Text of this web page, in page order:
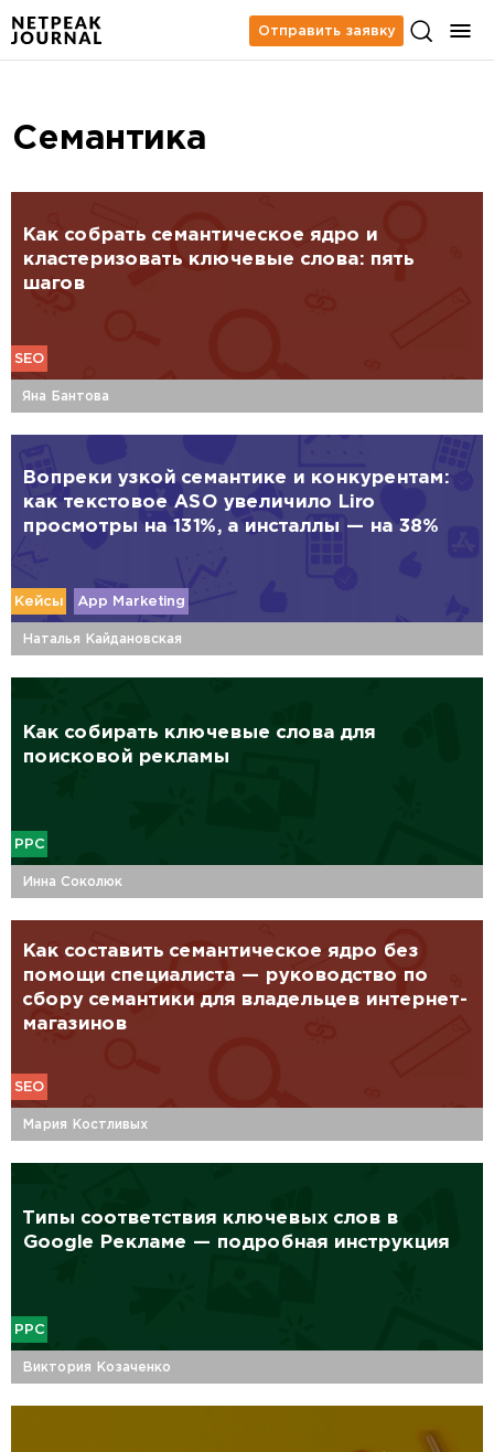
Отправить заявку
Семантика
Как собрать семантическое ядро и
кластеризовать ключевые слова: пять
шагов
SEO
Яна Бантова
Вопреки узкой семантике и конкурентам:
как текстовое ASO увеличило Liro
просмотры на 131%, а инсталлы — на 38%
Кейсы App Marketing
Наталья Кайдановская
Как собирать ключевые слова для
поисковой рекламы
PPC
Инна Соколюк
Как составить семантическое ядро без
помощи специалиста — руководство по
сбору семантики для владельцев интернет-
магазинов
SEO
Мария Костливых
Типы соответствия ключевых слов в
Google Рекламе — подробная инструкция
PPC
Виктория Козаченко